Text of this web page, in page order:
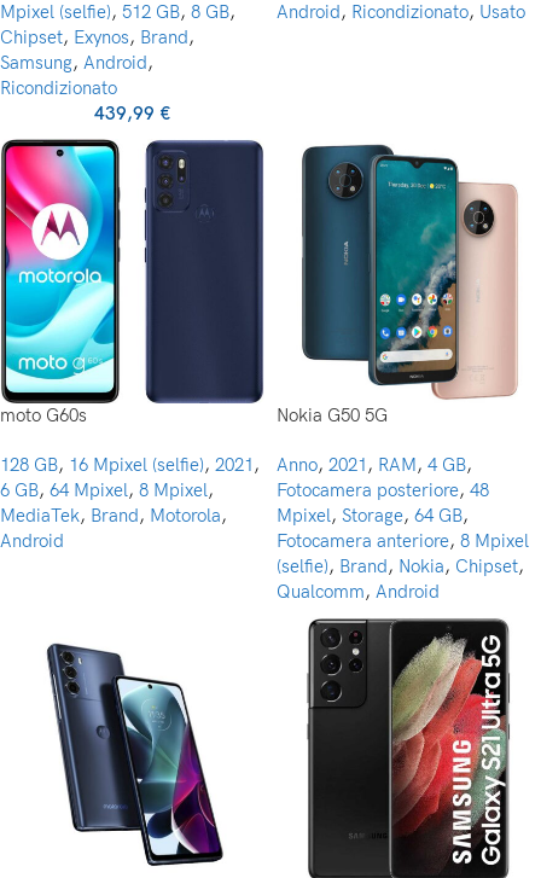
Mpixel (selfie), 512 GB, 8 GB,
Chipset, Exynos, Brand,
Samsung, Android,
Ricondizionato
439,99 €
Android, Ricondizionato, Usato
moto G60s
128 GB, 16 Mpixel (selfie), 2021 ,
6 GB, 64 Mpixel, 8 Mpixel,
MediaTek, Brand, Motorola,
Android
Nokia G50 5G
Anno, 2021 , RAM, 4 GB,
Fotocamera posteriore, 48
Mpixel, Storage, 64 GB,
Fotocamera anteriore, 8 Mpixel
(selfie), Brand, Nokia, Chipset,
Qualcomm, Android